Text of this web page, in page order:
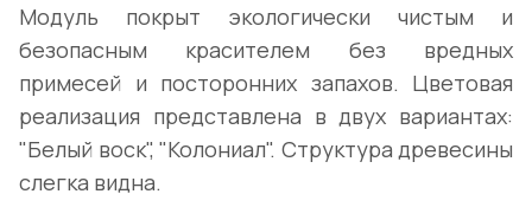
Модуль покрыт экологически чистым и
безопасным красителем без вредных
примесей и посторонних запахов. Цветовая
реализация представлена в двух вариантах:
"Белый воск", "Колониал". Структура древесины
слегка видна.